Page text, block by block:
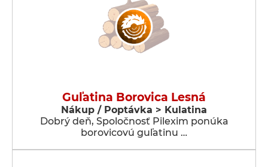
Guľatina Borovica Lesná
Nákup / Poptávka > Kulatina
Dobrý deň, Spoločnosť Pilexim ponúka
borovicovú guľatinu …